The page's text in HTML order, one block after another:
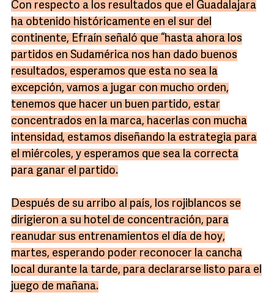
Con respecto a los resultados que el Guadalajara
ha obtenido históricamente en el sur del
continente, Efraín señaló que “hasta ahora los
partidos en Sudamérica nos han dado buenos
resultados, esperamos que esta no sea la
excepción, vamos a jugar con mucho orden,
tenemos que hacer un buen partido, estar
concentrados en la marca, hacerlas con mucha
intensidad, estamos diseñando la estrategia para
el miércoles, y esperamos que sea la correcta
para ganar el partido.
Después de su arribo al país, los rojiblancos se
dirigieron a su hotel de concentración, para
reanudar sus entrenamientos el día de hoy,
martes, esperando poder reconocer la cancha
local durante la tarde, para declararse listo para el
juego de mañana.